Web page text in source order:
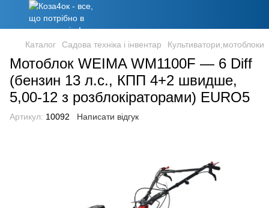
Каталог Садова техніка і інвентар Культиватори,мотоблоки
Мотоблок WEIMA WM1100F — 6 Diff
(бензин 13 л.с., КПП 4+2 швидше,
5,00-12 з розблокіраторами) EURO5
Артикул: 10092 Написати відгук